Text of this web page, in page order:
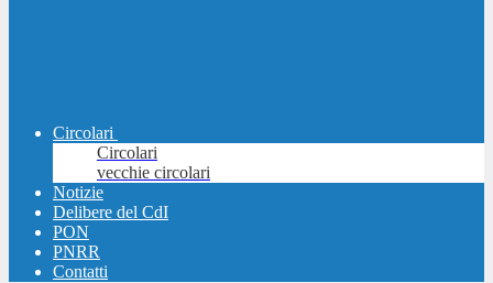
Circolari
Circolari
vecchie circolari
Notizie
Delibere del CdI
PON
PNRR
Contatti